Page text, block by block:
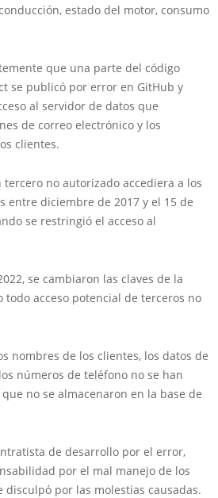
estado del motor, consumo
que una parte del código
se publicó por error en GitHub y
al servidor de datos que
de correo electrónico y los
clientes.
no autorizado accediera a los
entre diciembre de 2017 y el 15 de
se restringió el acceso al
se cambiaron las claves de la
todo acceso potencial de terceros no
nombres de los clientes, los datos de
números de teléfono no se han
no se almacenaron en la base de
de desarrollo por el error,
por el mal manejo de los
disculpó por las molestias causadas.